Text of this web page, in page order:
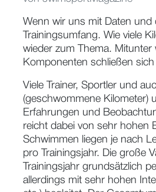
Wenn wir uns mit Daten und
Trainingsumfang. Wie viele
wieder zum Thema.
Komponenten schließen
Viele Trainer, Sportler und
(geschwommene Kilometer)
Erfahrungen und
reicht dabei von sehr hohen
Schwimmen liegen je nach
pro Trainingsjahr. Die große
Trainingsjahr grundsätzlich
allerdings mit sehr hohen